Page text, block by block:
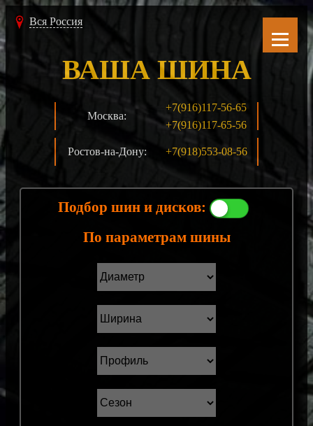
Вся Россия
Москва:
+7(916)117-56-65
+7(916)117-65-56
Ростов-на-Дону: +7(918)553-08-56
ВАША ШИНА
Подбор шин и дисков:
По параметрам шины